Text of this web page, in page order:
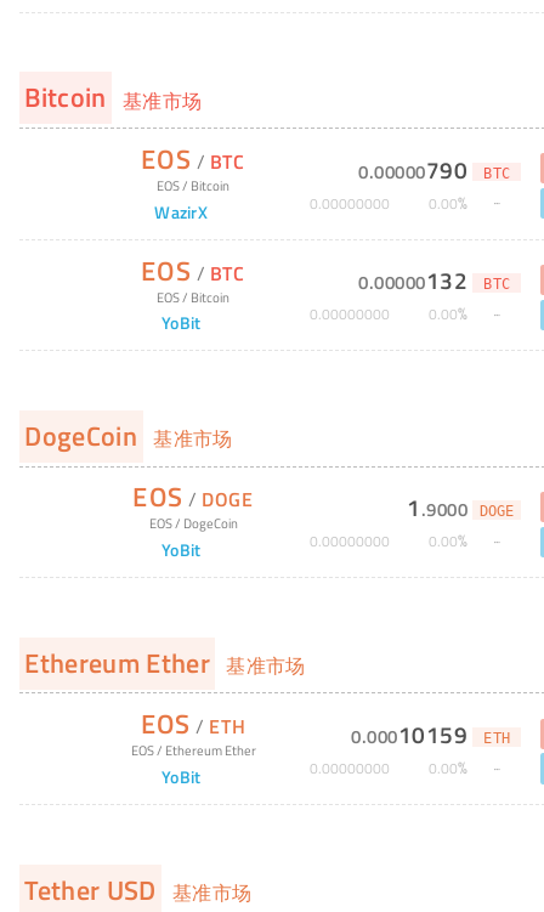
Bitcoin 基准市场
EOS / BTC
EOS/ Bitcoin
WazirX
0.00000790 BTC
0.00000000 0.00%
EOS / BTC
EOS/ Bitcoin
YoBit
0.00000132 BTC
0.00000000 0.00%
DogeCoin 基准市场
EOS / DOGE
EOS/ DogeCoin
YoBit
1 .9000 DOGE
0.00000000 0.00%
Ethereum Ether 基准市场
EOS / ETH
EOS/ Ethereum Ether
YoBit
0.00010159 ETH
0.00000000 0.00%
Tether USD 基准市场